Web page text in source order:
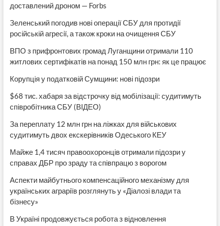
доставлений дроном — Forbs
Зеленський погодив нові операції СБУ для протидії
російській агресії, а також кроки на очищення СБУ
ВПО з прифронтових громад Луганщини отримали 110
житлових сертифікатів на понад 150 млн грн: як це працює
Корупція у податковій Сумщини: нові підозри
$68 тис. хабаря за відстрочку від мобілізації: судитимуть
співробітника СБУ (ВІДЕО)
За переплату 12 млн грн на ліжках для військових
судитимуть двох екскерівників Одеського КЕУ
Майже 1,4 тисяч правоохоронців отримали підозри у
справах ДБР про зраду та співпрацю з ворогом
Аспекти майбутнього компенсаційного механізму для
українських аграріїв розглянуть у «Діалозі влади та
бізнесу»
В Україні продовжується робота з відновлення